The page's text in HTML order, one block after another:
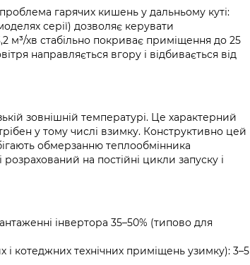
гарячих кишень у дальньому куті:
серії) дозволяє керувати
м³/хв стабільно покриває приміщення до 25
направляється вгору і відбивається від
зовнішній температурі. Це характерний
у тому числі взимку. Конструктивно цей
обмерзанню теплообмінника
на постійні цикли запуску і
інвертора 35–50% (типово для
котеджних технічних приміщень узимку): 3–5